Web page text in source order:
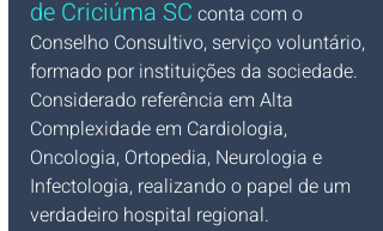
de Criciúma SC conta com o
Conselho Consultivo, serviço voluntário,
formado por instituições da sociedade.
Considerado referência em Alta
Complexidade em Cardiologia,
Oncologia, Ortopedia, Neurologia e
Infectologia, realizando o papel de um
verdadeiro hospital regional.